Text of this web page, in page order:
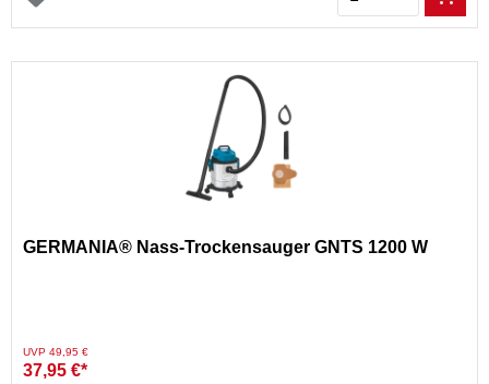
GERMANIA® Nass-Trockensauger GNTS 1200 W
Preis reduziert von
UVP 49,95 €auf
37,95 €*